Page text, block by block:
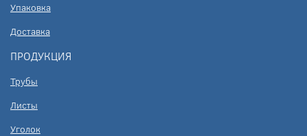
Упаковка
Доставка
ПРОДУКЦИЯ
Трубы
Листы
Уголок